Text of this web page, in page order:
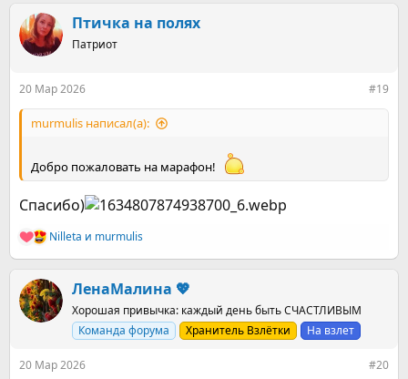
к
ц
и
Птичка на полях
Патриот
20 Мар 2026 #19
murmulis написал(а):
Добро пожаловать на марафон!
Спасибо)
Р
е
к
ц
и
Nilleta и murmulis
ЛенаМалина 💖
Хорошая привычка: каждый день быть СЧАСТЛИВЫМ
Команда форума
Хранитель Взлётки На взлет
20 Мар 2026 #20